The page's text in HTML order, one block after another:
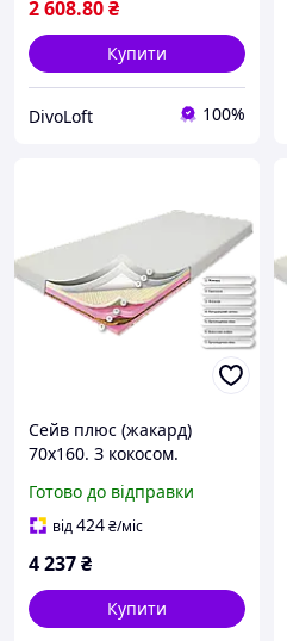
2 608.80₴
Купити
DivoLoft 100%
Сейв плюс (жакард)
70х160. З кокосом.
безпружинний матрац
дитячий підлітковий від
Готово до відправки
від424₴/міс
4 237₴
Купити